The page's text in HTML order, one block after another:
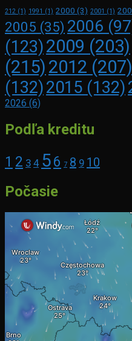
212 (1) 1991 (1) 2000 (3) 2001 (1)
2005 (35) 2006
(123)2009 (203)
(215) 2012 (207)
(132)2015 (132)
2026 (6)
Podľa kreditu
1 2 3 4 56 7 8 9 10
Počasie